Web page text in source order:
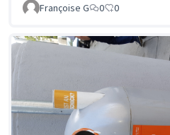
Françoise G
0 0